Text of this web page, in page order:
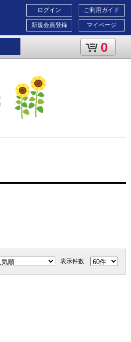
ご利用ガイド
マイページ
ログイン
新規会員登録
0
表示件数